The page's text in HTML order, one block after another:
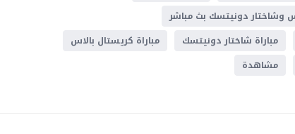
وشاختار دونيتسك بث مباشر
مباراة شاختار دونيتسك
مباراة كريستال بالاس
مشاهدة